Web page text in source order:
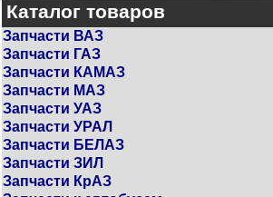
Каталог товаров
Запчасти ВАЗ
Запчасти ГАЗ
Запчасти КАМАЗ
Запчасти МАЗ
Запчасти УАЗ
Запчасти УРАЛ
Запчасти БЕЛАЗ
Запчасти ЗИЛ
Запчасти КрАЗ